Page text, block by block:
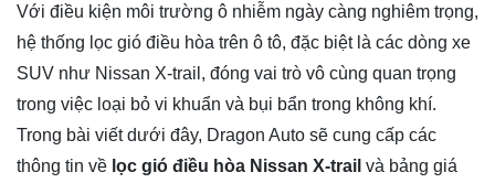
Với điều kiện môi trường ô nhiễm ngày càng nghiêm trọng,
hệ thống lọc gió điều hòa trên ô tô, đặc biệt là các dòng xe
SUV như Nissan X-trail, đóng vai trò vô cùng quan trọng
trong việc loại bỏ vi khuẩn và bụi bẩn trong không khí.
Trong bài viết dưới đây, Dragon Auto sẽ cung cấp các
thông tin về lọc gió điều hòa Nissan X-trail và bảng giá